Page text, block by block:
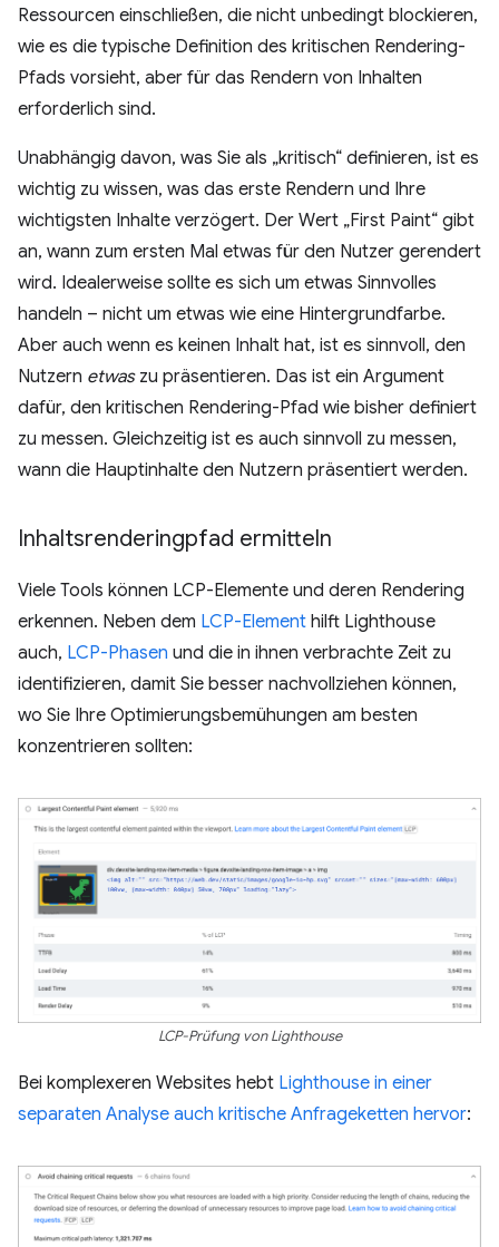
Ressourcen einschließen, die nicht unbedingt blockieren,
wie es die typische Definition des kritischen Rendering-
Pfads vorsieht, aber für das Rendern von Inhalten
erforderlich sind.
Unabhängig davon, was Sie als „kritisch“ definieren, ist es
wichtig zu wissen, was das erste Rendern und Ihre
wichtigsten Inhalte verzögert. Der Wert „First Paint“ gibt
an, wann zum ersten Mal etwas für den Nutzer gerendert
wird. Idealerweise sollte es sich um etwas Sinnvolles
handeln – nicht um etwas wie eine Hintergrundfarbe.
Aber auch wenn es keinen Inhalt hat, ist es sinnvoll, den
Nutzern etwaszu präsentieren. Das ist ein Argument
dafür, den kritischen Rendering-Pfad wie bisher definiert
zu messen. Gleichzeitig ist es auch sinnvoll zu messen,
wann die Hauptinhalte den Nutzern präsentiert werden.
Inhaltsrenderingpfad ermitteln
Viele Tools können LCP-Elemente und deren Rendering
erkennen. Neben dem LCP-Element hilft Lighthouse
auch, LCP-Phasen und die in ihnen verbrachte Zeit zu
identifizieren, damit Sie besser nachvollziehen können,
wo Sie Ihre Optimierungsbemühungen am besten
konzentrieren sollten:
LCP-Prüfung von Lighthouse
Bei komplexeren Websites hebt Lighthouse in einer
separaten Analyse auch kritische Anfrageketten hervor: